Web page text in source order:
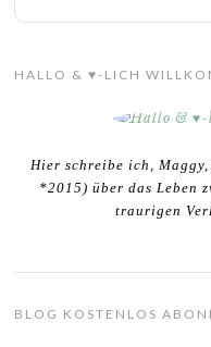
HALLO & ♥-LICH
Hier schreibe ich,
*2015) über das Leben
traurigen
BLOG KOSTENLOS